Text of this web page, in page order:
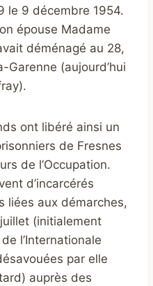
le 9 décembre 1954.
épouse Madame
déménagé au 28,
Garenne (aujourd’hui
ont libéré ainsi un
de Fresnes
de l’Occupation.
d’incarcérés
liées aux démarches,
(initialement
l’Internationale
par elle
auprès des